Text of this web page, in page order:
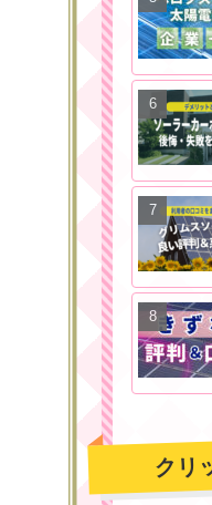
クリ